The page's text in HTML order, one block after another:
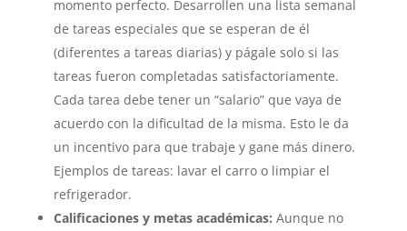
momento perfecto. Desarrollen una lista semanal
de tareas especiales que se esperan de él
(diferentes a tareas diarias) y págale solo si las
tareas fueron completadas satisfactoriamente.
Cada tarea debe tener un “salario” que vaya de
acuerdo con la dificultad de la misma. Esto le da
un incentivo para que trabaje y gane más dinero.
Ejemplos de tareas: lavar el carro o limpiar el
refrigerador.
Calificaciones y metas académicas: Aunque no